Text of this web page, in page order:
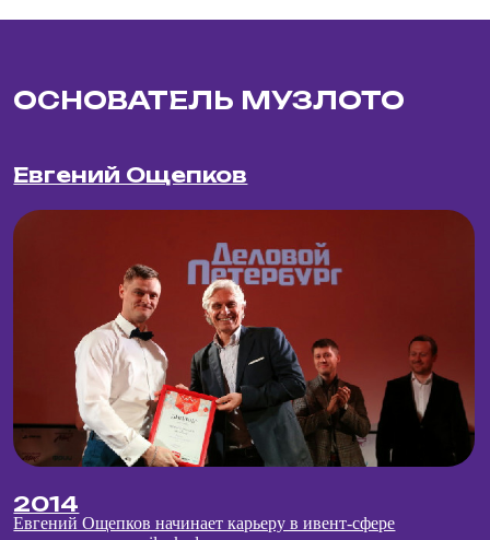
Читать →
Взрослые игры. Квест как интересный и доходный